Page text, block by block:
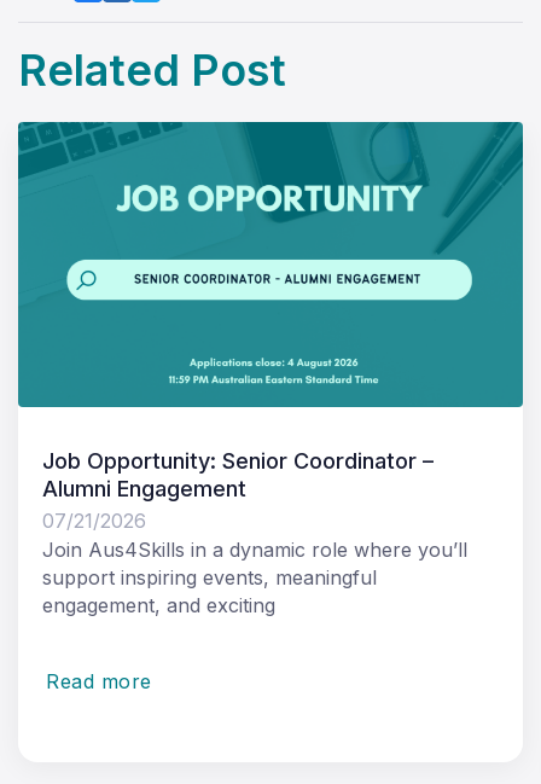
Related Post
Job Opportunity: Senior Coordinator –
Alumni Engagement
07/21/2026
Join Aus4Skills in a dynamic role where you’ll
support inspiring events, meaningful
engagement, and exciting
Read more